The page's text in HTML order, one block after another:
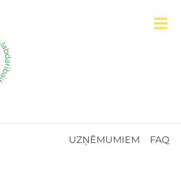
UZŅĒMUMIEM FAQ